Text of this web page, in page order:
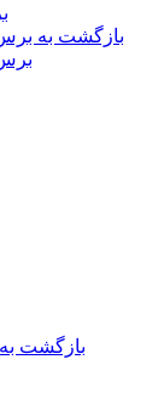
بازگشت به
بازگشت